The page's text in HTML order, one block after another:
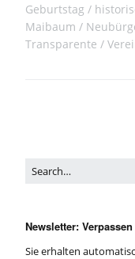
Geburtstag
Maibaum
Transparente
Newsletter:
Sie erhalten